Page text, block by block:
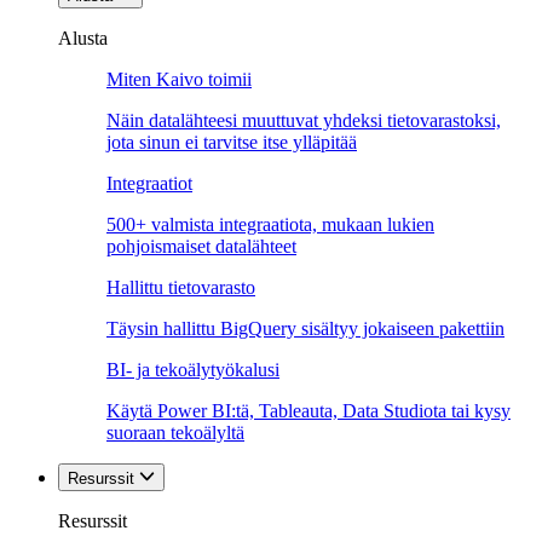
Alusta
Miten Kaivo toimii
Näin datalähteesi muuttuvat yhdeksi tietovarastoksi,
jota sinun ei tarvitse itse ylläpitää
Integraatiot
500+ valmista integraatiota, mukaan lukien
pohjoismaiset datalähteet
Hallittu tietovarasto
Täysin hallittu BigQuery sisältyy jokaiseen pakettiin
BI- ja tekoälytyökalusi
Käytä Power BI:tä, Tableauta, Data Studiota tai kysy
suoraan tekoälyltä
Resurssit
Resurssit